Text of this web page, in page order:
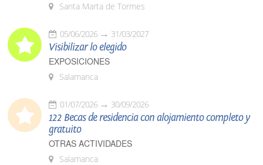
Santa Marta de Tormes
05/06/2026 31/03/2027
Visibilizar lo elegido
EXPOSICIONES
Salamanca
01/07/2026 30/09/2026
122 Becas de residencia con alojamiento completo y
gratuito
OTRAS ACTIVIDADES
Salamanca